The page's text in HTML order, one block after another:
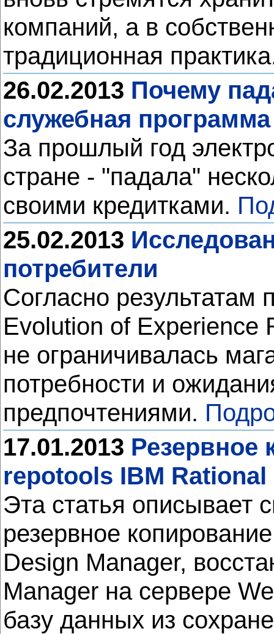
компаний, а в
традиционная
26.02.2013 Почему
служебная программа
За прошлый год
стране - "падала"
своими кредитками.
25.02.2013
потребители
Согласно результатам
Evolution of Experience
не ограничивалась
потребности и
предпочтениями.
17.01.2013 Резервное
repotools IBM Rational
Эта статья описывает
резервное
Design Manager,
Manager на сервере
базу данных из